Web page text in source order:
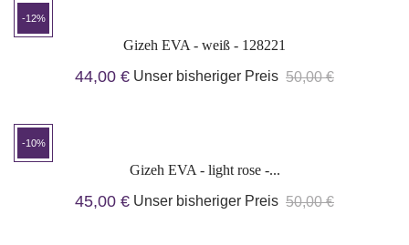
-12%
Gizeh EVA - weiß - 128221
44,00 € Unser bisheriger Preis 50,00 €
-10%
Gizeh EVA - light rose -...
45,00 € Unser bisheriger Preis 50,00 €